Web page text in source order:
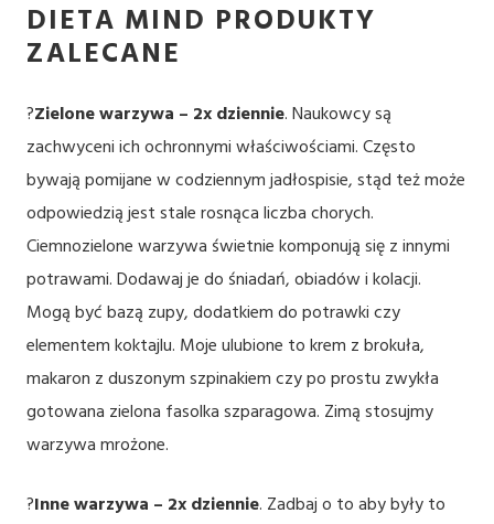
DIETA MIND PRODUKTY
ZALECANE
?Zielone warzywa – 2x dziennie. Naukowcy są
zachwyceni ich ochronnymi właściwościami. Często
bywają pomijane w codziennym jadłospisie, stąd też może
odpowiedzią jest stale rosnąca liczba chorych.
Ciemnozielone warzywa świetnie komponują się z innymi
potrawami. Dodawaj je do śniadań, obiadów i kolacji.
Mogą być bazą zupy, dodatkiem do potrawki czy
elementem koktajlu. Moje ulubione to krem z brokuła,
makaron z duszonym szpinakiem czy po prostu zwykła
gotowana zielona fasolka szparagowa. Zimą stosujmy
warzywa mrożone.
?Inne warzywa – 2x dziennie. Zadbaj o to aby były to